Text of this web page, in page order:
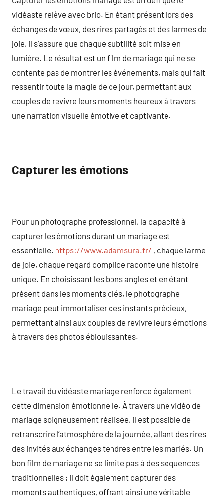
vidéaste relève avec brio. En étant présent lors des
échanges de vœux, des rires partagés et des larmes de
joie, il s’assure que chaque subtilité soit mise en
lumière. Le résultat est un film de mariage qui ne se
contente pas de montrer les événements, mais qui fait
ressentir toute la magie de ce jour, permettant aux
couples de revivre leurs moments heureux à travers
une narration visuelle émotive et captivante.
Capturer les émotions
Pour un photographe professionnel, la capacité à
capturer les émotions durant un mariage est
essentielle. https://www.adamsura.fr/ , chaque larme
de joie, chaque regard complice raconte une histoire
unique. En choisissant les bons angles et en étant
présent dans les moments clés, le photographe
mariage peut immortaliser ces instants précieux,
permettant ainsi aux couples de revivre leurs émotions
à travers des photos éblouissantes.
Le travail du vidéaste mariage renforce également
cette dimension émotionnelle. À travers une vidéo de
mariage soigneusement réalisée, il est possible de
retranscrire l’atmosphère de la journée, allant des rires
des invités aux échanges tendres entre les mariés. Un
bon film de mariage ne se limite pas à des séquences
traditionnelles ; il doit également capturer des
moments authentiques, offrant ainsi une véritable